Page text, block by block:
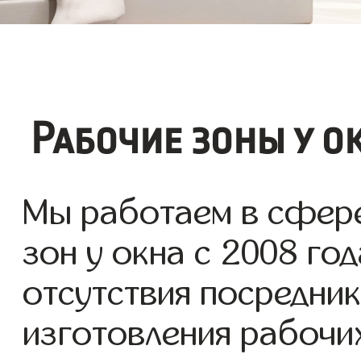
Рабочие зоны у
Мы работаем в
зон у окна с 2008
отсутствия
изготовления